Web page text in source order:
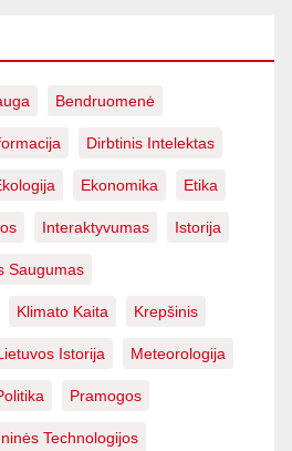
Bendruomenė
Dirbtinis Intelektas
Ekonomika Etika
Interaktyvumas Istorija
Saugumas
Klimato Kaita Krepšinis
Istorija Meteorologija
Pramogos
Technologijos